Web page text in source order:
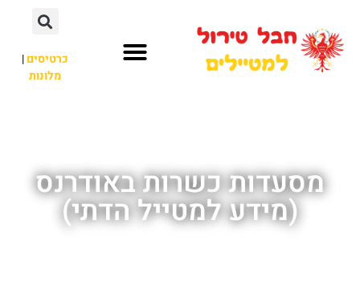
כרטיסים|
מלונות
מסעדות כשרות באודרנס
(מידע למטייל הדתי)